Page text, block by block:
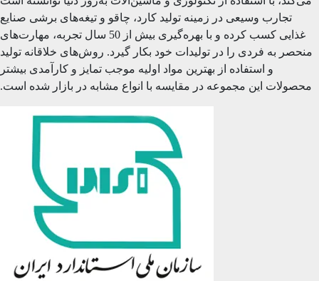
تجارب وسیعی در زمینه تولید کارد، چاقو و تیغه‌های برشی صنایع
غذایی کسب کرده و با بهره‌گیری بیش از 50 سال تجربه، مهارت‌های
منحصر به فردی را در تولیدات خود بکار گیرد. روش‌های خلاقانه تولید
و استفاده از بهترین مواد اولیه موجب تمایز و کارآمدی بیشتر
محصولات این مجموعه در مقایسه با انواع مشابه در بازار شده است.